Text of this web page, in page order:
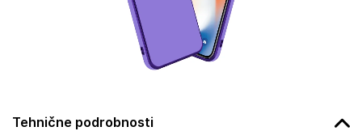
Tehnične podrobnosti